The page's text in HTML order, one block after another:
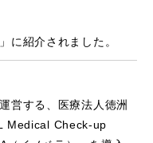
に紹介されました。
営する、医療法人徳洲
Medical Check-up